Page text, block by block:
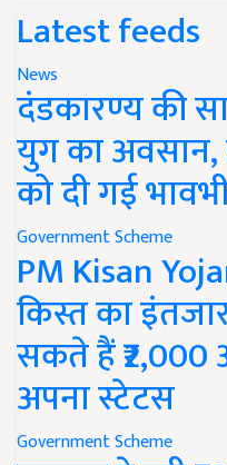
Latest feeds
News
दंडकारण्य की
युग का अवसान,
को दी गई
Government Scheme
PM Kisan
किस्त का
सकते हैं
अपना स्टेटस
Government Scheme